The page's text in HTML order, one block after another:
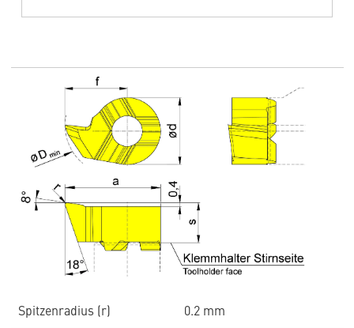
Spitzenradius (r) 0.2 mm